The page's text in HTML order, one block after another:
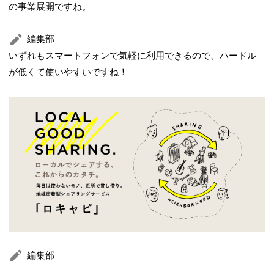
の事業展開ですね。
編集部
いずれもスマートフォンで気軽に利用できるので、ハードル
が低くて使いやすいですね！
編集部